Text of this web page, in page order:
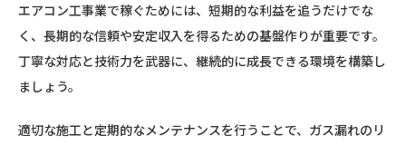
エアコン工事業で稼ぐためには、短期的な利益を追うだけでな
く、長期的な信頼や安定収入を得るための基盤作りが重要です。
丁寧な対応と技術力を武器に、継続的に成長できる環境を構築し
ましょう。
適切な施工と定期的なメンテナンスを行うことで、ガス漏れのリ